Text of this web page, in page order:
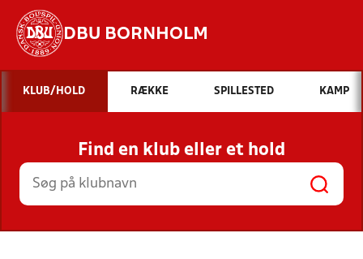
DBU BORNHOLM
Hvad vil du søge efter?
INDHOLD OG NYHEDER
STILLINGER, RESULTATER, KLUBBER OG
HOLD
KLUB/HOLD RÆKKE SPILLESTED KAMP
Find en klub eller et hold